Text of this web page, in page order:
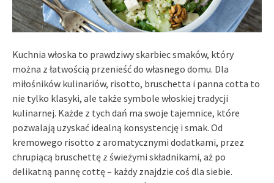
Kuchnia włoska to prawdziwy skarbiec smaków, który
można z łatwością przenieść do własnego domu. Dla
miłośników kulinariów, risotto, bruschetta i panna cotta to
nie tylko klasyki, ale także symbole włoskiej tradycji
kulinarnej. Każde z tych dań ma swoje tajemnice, które
pozwalają uzyskać idealną konsystencję i smak. Od
kremowego risotto z aromatycznymi dodatkami, przez
chrupiącą bruschettę z świeżymi składnikami, aż po
delikatną pannę cottę – każdy znajdzie coś dla siebie.